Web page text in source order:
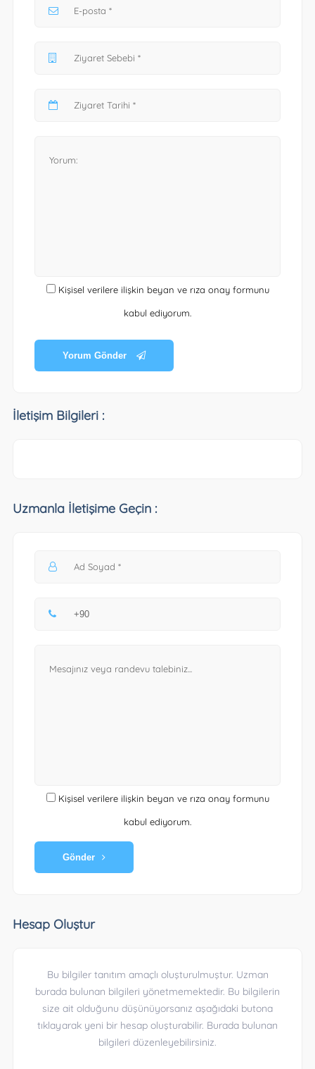
Kişisel verilere ilişkin beyan ve rıza onay formunu
kabul ediyorum.
Yorum Gönder
İletişim Bilgileri :
Uzmanla İletişime Geçin :
Kişisel verilere ilişkin beyan ve rıza onay formunu
kabul ediyorum.
Gönder
Hesap Oluştur
Bu bilgiler tanıtım amaçlı oluşturulmuştur. Uzman
burada bulunan bilgileri yönetmemektedir. Bu bilgilerin
size ait olduğunu düşünüyorsanız aşağıdaki butona
tıklayarak yeni bir hesap oluşturabilir. Burada bulunan
bilgileri düzenleyebilirsiniz.